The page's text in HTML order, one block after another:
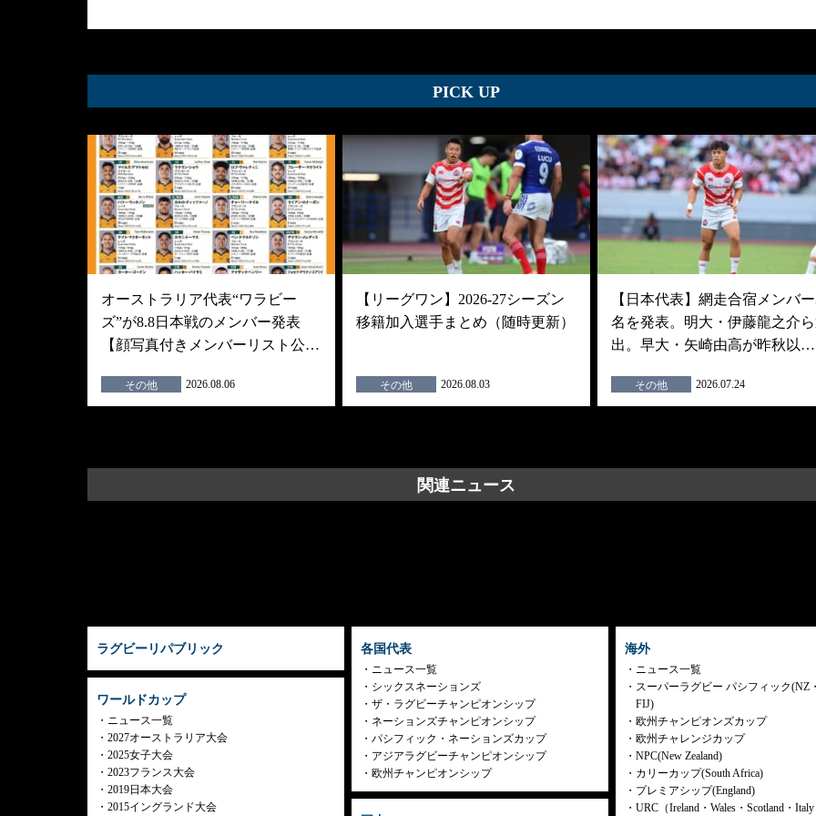
PICK UP
オーストラリア代表“ワラビー
ズ”が8.8日本戦のメンバー発表
【顔写真付きメンバーリスト公…
その他 2026.08.06
【リーグワン】2026-27シーズン
移籍加入選手まとめ（随時更新）
その他 2026.08.03
【日本代表】網走合宿メンバ
名を発表。明大・伊藤龍之介
出。早大・矢崎由高が昨秋以…
その他 2026.07.24
関連ニュース
ラグビーリパブリック
ワールドカップ
ニュース一覧
2027オーストラリア大会
2025女子大会
2023フランス大会
2019日本大会
2015イングランド大会
各国代表
ニュース一覧
シックスネーションズ
ザ・ラグビーチャンピオンシップ
ネーションズチャンピオンシップ
パシフィック・ネーションズカップ
アジアラグビーチャンピオンシップ
欧州チャンピオンシップ
海外
ニュース一覧
スーパーラグビー パシフィック(NZ
FIJ)
欧州チャンピオンズカップ
欧州チャレンジカップ
NPC(New Zealand)
カリーカップ(South Africa)
プレミアシップ(England)
URC（Ireland・Wales・Scotland・